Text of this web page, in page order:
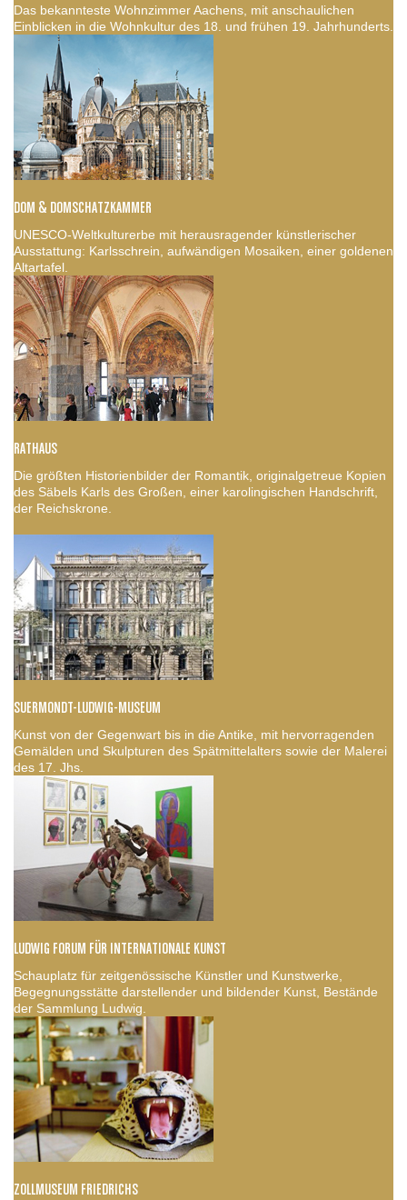
Das bekannteste Wohnzimmer Aachens, mit anschaulichen
Einblicken in die Wohnkultur des 18. und frühen 19. Jahrhunderts.
DOM & DOMSCHATZKAMMER
UNESCO-Weltkulturerbe mit herausragender künstlerischer
Ausstattung: Karlsschrein, aufwändigen Mosaiken, einer goldenen
Altartafel.
RATHAUS
Die größten Historienbilder der Romantik, originalgetreue Kopien
des Säbels Karls des Großen, einer karolingischen Handschrift,
der Reichskrone.
SUERMONDT-LUDWIG-MUSEUM
Kunst von der Gegenwart bis in die Antike, mit hervorragenden
Gemälden und Skulpturen des Spätmittelalters sowie der Malerei
des 17. Jhs.
LUDWIG FORUM FÜR INTERNATIONALE KUNST
Schauplatz für zeitgenössische Künstler und Kunstwerke,
Begegnungsstätte darstellender und bildender Kunst, Bestände
der Sammlung Ludwig.
ZOLLMUSEUM FRIEDRICHS